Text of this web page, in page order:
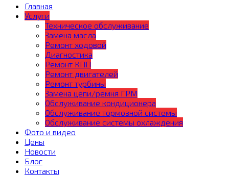
Главная
Услуги
Техническое обслуживание
Замена масла
Ремонт ходовой
Диагностика
Ремонт КПП
Ремонт двигателей
Ремонт турбины
Замена цепи/ремня ГРМ
Обслуживание кондиционера
Обслуживание тормозной системы
Обслуживание системы охлаждения
Фото и видео
Цены
Новости
Блог
Контакты